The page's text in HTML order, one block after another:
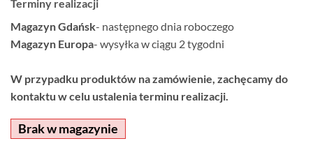
Terminy realizacji
Magazyn Gdańsk- następnego dnia roboczego
Magazyn Europa- wysyłka w ciągu 2 tygodni
W przypadku produktów na zamówienie, zachęcamy do
kontaktu w celu ustalenia terminu realizacji.
Brak w magazynie